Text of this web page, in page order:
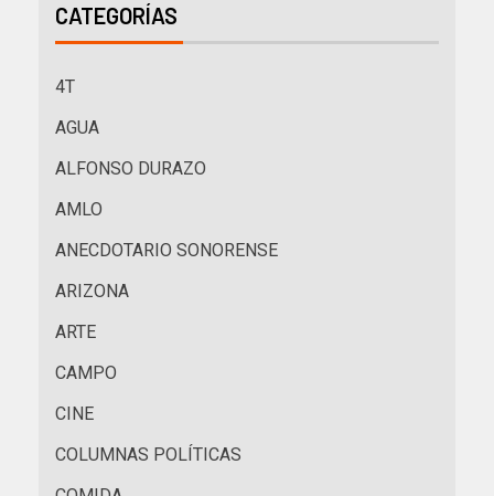
CATEGORÍAS
4T
AGUA
ALFONSO DURAZO
AMLO
ANECDOTARIO SONORENSE
ARIZONA
ARTE
CAMPO
CINE
COLUMNAS POLÍTICAS